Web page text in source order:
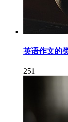
英语作文的
251